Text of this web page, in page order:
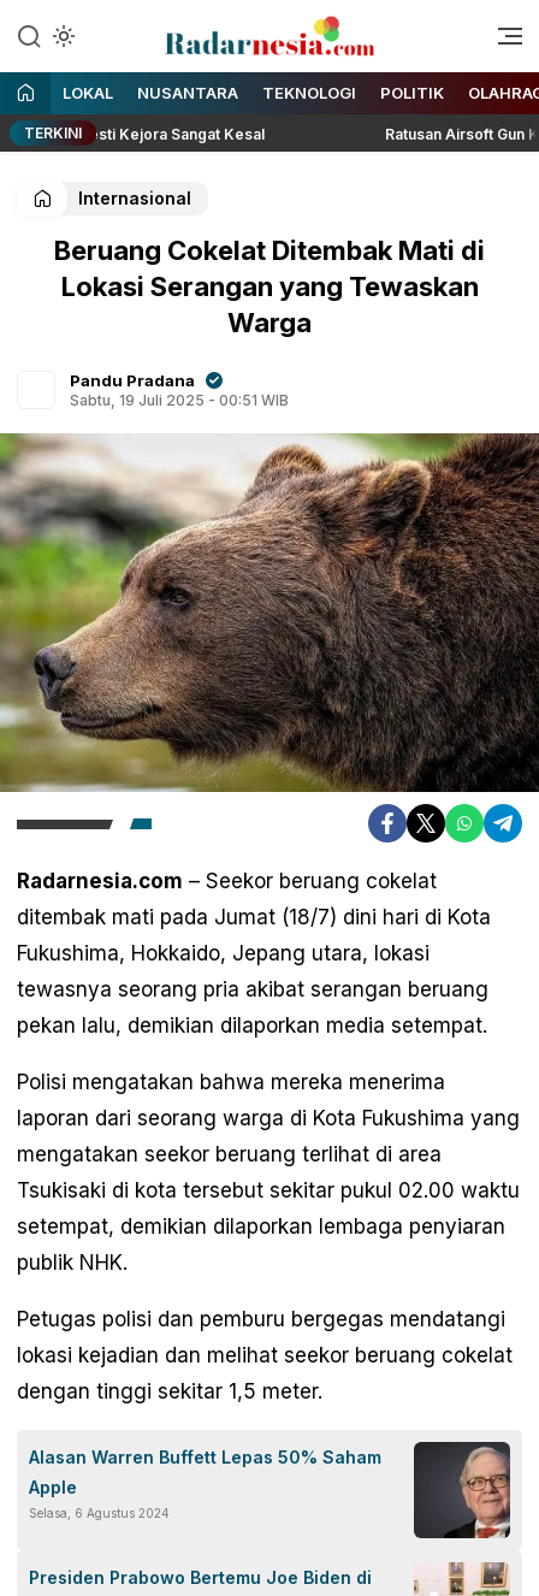
Radarnesia
Enak Dibaca
LOKAL NUSANTARA TEKNOLOGI POLITIK
TERKINI
Lesti Kejora Sangat Kesal Ratusan Airsoft Gun
Internasional
Beruang Cokelat Ditembak Mati di
Lokasi Serangan yang Tewaskan
Warga
Pandu Pradana
Sabtu, 19 Juli 2025 - 00:51 WIB
Radarnesia.com – Seekor beruang cokelat
ditembak mati pada Jumat (18/7) dini hari di Kota
Fukushima, Hokkaido, Jepang utara, lokasi
tewasnya seorang pria akibat serangan beruang
pekan lalu, demikian dilaporkan media setempat.
Polisi mengatakan bahwa mereka menerima
laporan dari seorang warga di Kota Fukushima yang
mengatakan seekor beruang terlihat di area
Tsukisaki di kota tersebut sekitar pukul 02.00 waktu
setempat, demikian dilaporkan lembaga penyiaran
publik NHK.
Petugas polisi dan pemburu bergegas mendatangi
lokasi kejadian dan melihat seekor beruang cokelat
dengan tinggi sekitar 1,5 meter.
Alasan Warren Buffett Lepas 50% Saham
Apple
Selasa, 6 Agustus 2024
Presiden Prabowo Bertemu Joe Biden di